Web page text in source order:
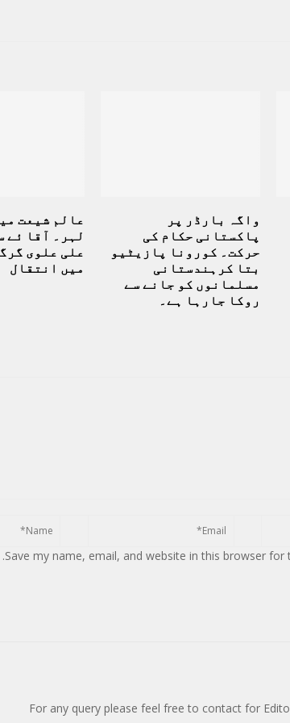
عالم شیعت
لہر۔ آقا ئے
علی علوی
میں انتقال
واگہ بارڈر پر
پاکستانی حکام کی
حرکت۔ کورونا پازیٹیو
بتا کرہندستانی
مسلمانوں کو جانے سے
روکا جارہا ہے۔
Save my name, email, and website in this browser
For any query please feel free to contact for